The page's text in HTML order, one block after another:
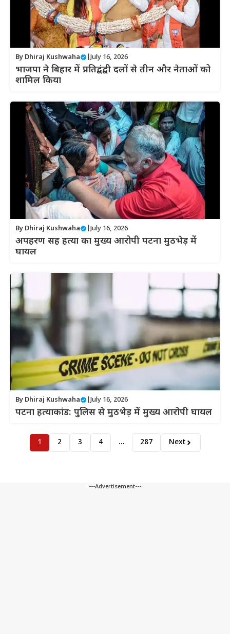
By Dhiraj Kushwaha July 16, 2026
भाजपा ने बिहार में प्रतिद्वंद्वी दलों से तीन और नेताओं को
शामिल किया
By Dhiraj Kushwaha July 16, 2026
अपहरण सह हत्या का मुख्य आरोपी पटना मुठभेड़ में
घायल
By Dhiraj Kushwaha July 16, 2026
पटना हत्याकांड: पुलिस से मुठभेड़ में मुख्य आरोपी घायल
1 2 3 4 … 287 Next
---Advertisement---